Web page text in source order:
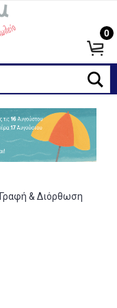
0
Γραφή & Διόρθωση